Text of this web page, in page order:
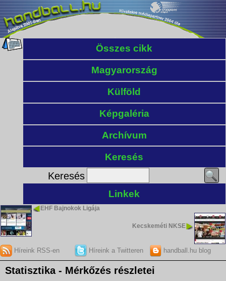
Összes cikk
Magyarország
Külföld
Képgaléria
Archívum
Keresés
Keresés
Linkek
EHF Bajnokok Ligája
Kecskeméti NKSE
Híreink RSS-en Híreink a Twitteren handball.hu blog
Statisztika - Mérkőzés részletei